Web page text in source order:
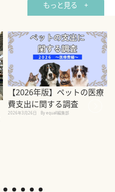
もっと見る +
【2026年版】ペットの医療
費支出に関する調査
2026年3月26日 By equall編集部